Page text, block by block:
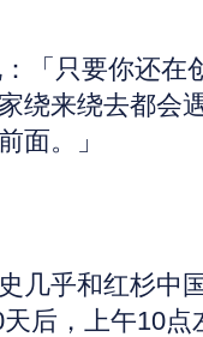
只要你还在
绕来绕去都会
面。」
乎和红杉中
后，上午10